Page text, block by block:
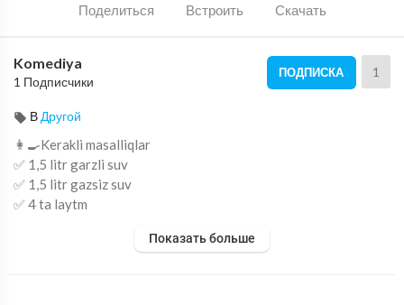
Поделиться Встроить Скачать
Komediya
1 Подписчики
ПОДПИСКА 1
В Другой
👩‍🍳Kerakli masalliqlar
✅ 1,5 litr garzli suv
✅ 1,5 litr gazsiz suv
✅ 4 ta laytm
Показать больше